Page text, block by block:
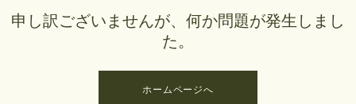
申し訳ございませんが、何か問題が発生しまし
た。
ホームページへ